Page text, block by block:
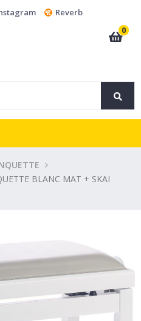
Reverb
0
BLANC MAT + SKAI